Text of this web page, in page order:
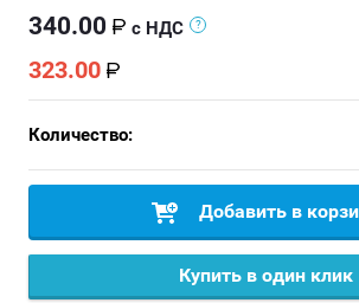
340.00 с НДС
323.00
Количество:
Добавить в
Купить в один клик